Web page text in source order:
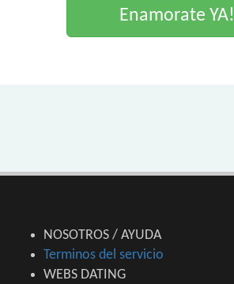
Enamorate YA!
NOSOTROS / AYUDA
Terminos del servicio
WEBS DATING